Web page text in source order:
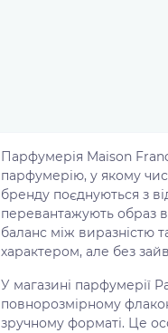
Парфумерія Maison
парфумерію, у якому
бренду поєднуються з
перевантажують образ
баланс між виразністю
характером, але без
У магазині парфумерії
повнорозмірному
зручному форматі. Це